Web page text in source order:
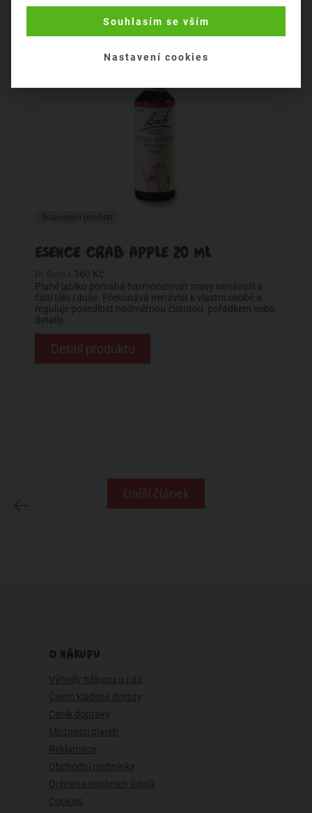
ESENCE CRAB APPLE 20 ML
/ 360 Kč
Plané jablko pomáhá harmonizovat stavy nenávisti a
čistí tělo i duše. Překonává nenávist k vlastní osobě a
reguluje posedlost nadměrnou čistotou, pořádkem nebo
detaily.
Detail produktu
Další článek
O NÁKUPU
Výhody nákupu u nás
Často kladené dotazy
Ceník dopravy
Možnosti plateb
Reklamace
Obchodní podmínky
Ochrana osobních údajů
Cookies
Souhlasím se vším
Nastavení cookies